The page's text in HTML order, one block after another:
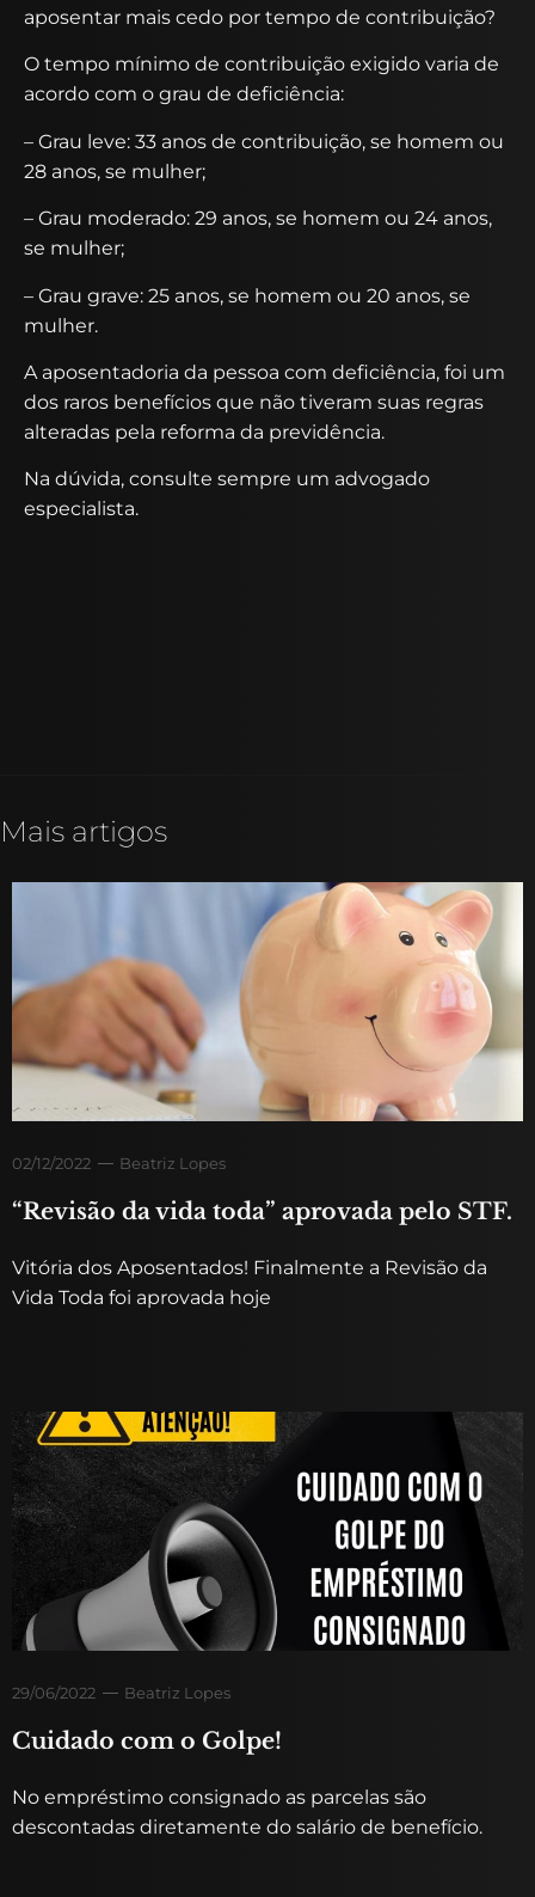
aposentar mais cedo por tempo de contribuição?
O tempo mínimo de contribuição exigido varia de
acordo com o grau de deficiência:
– Grau leve: 33 anos de contribuição, se homem ou
28 anos, se mulher;
– Grau moderado: 29 anos, se homem ou 24 anos,
se mulher;
– Grau grave: 25 anos, se homem ou 20 anos, se
mulher.
A aposentadoria da pessoa com deficiência, foi um
dos raros benefícios que não tiveram suas regras
alteradas pela reforma da previdência.
Na dúvida, consulte sempre um advogado
especialista.
Mais artigos
02/12/2022 Beatriz Lopes
“Revisão da vida toda” aprovada pelo STF.
Vitória dos Aposentados! Finalmente a Revisão da
Vida Toda foi aprovada hoje
29/06/2022 Beatriz Lopes
Cuidado com o Golpe!
No empréstimo consignado as parcelas são
descontadas diretamente do salário de benefício.